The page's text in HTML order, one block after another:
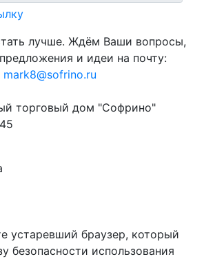
лучше. Ждём Ваши вопросы,
и идеи на почту:
mark8@sofrino.ru
торговый дом "Софрино"
устаревший браузер, который
безопасности использования